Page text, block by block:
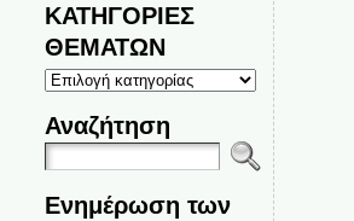
ΚΑΤΗΓΟΡΙΕΣ
ΘΕΜΑΤΩΝ
ΚΑΤΗΓΟΡΙΕΣ
ΘΕΜΑΤΩΝ
Αναζήτηση
Ενημέρωση των